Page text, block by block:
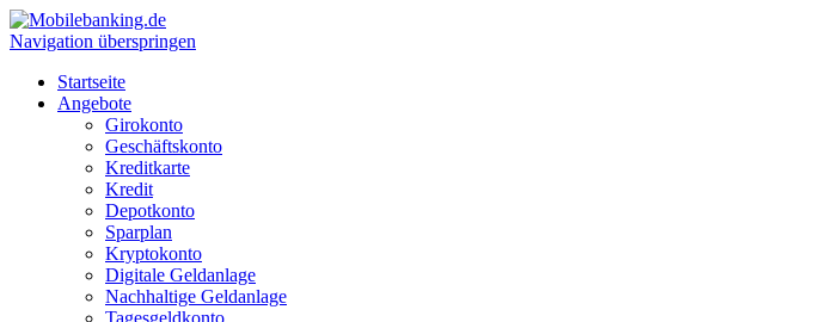
Navigation überspringen
Startseite
Angebote
Girokonto
Geschäftskonto
Kreditkarte
Kredit
Depotkonto
Sparplan
Kryptokonto
Digitale Geldanlage
Nachhaltige Geldanlage
Tagesgeldkonto